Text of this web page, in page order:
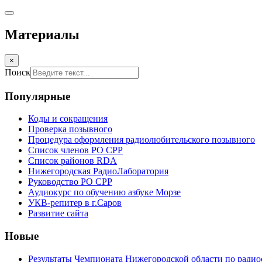
Материалы
×
Поиск
Популярные
Коды и сокращения
Проверка позывного
Процедура оформления радиолюбительского позывного
Список членов РО СРР
Список районов RDA
Нижегородская РадиоЛаборатория
Руководство РО СРР
Аудиокурс по обучению азбуке Морзе
УКВ-репитер в г.Саров
Развитие сайта
Новые
Результаты Чемпионата Нижегородской области по